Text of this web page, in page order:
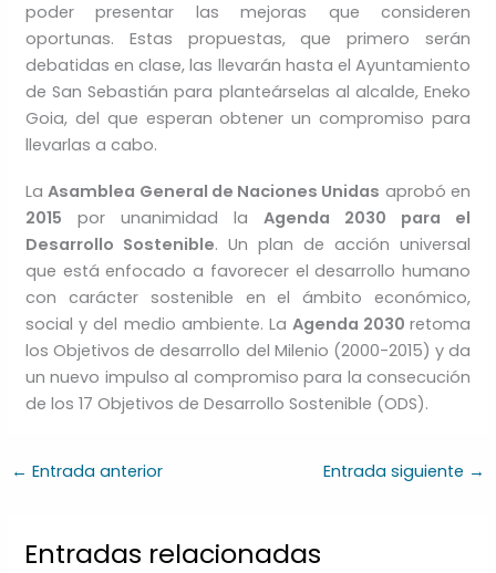
poder presentar las mejoras que consideren
oportunas. Estas propuestas, que primero serán
debatidas en clase, las llevarán hasta el Ayuntamiento
de San Sebastián para planteárselas al alcalde, Eneko
Goia, del que esperan obtener un compromiso para
llevarlas a cabo.
LaAsamblea General de Naciones Unidas aprobó en
2015 por unanimidad laAgenda 2030 para el
Desarrollo Sostenible. Un plan de acción universal
que está enfocado a favorecer el desarrollo humano
con carácter sostenible en el ámbito económico,
social y del medio ambiente. La Agenda 2030retoma
los Objetivos de desarrollo del Milenio (2000-2015) y da
un nuevo impulso al compromiso para la consecución
de los 17 Objetivos de Desarrollo Sostenible (ODS).
← Entrada anterior Entrada siguiente →
Entradas relacionadas